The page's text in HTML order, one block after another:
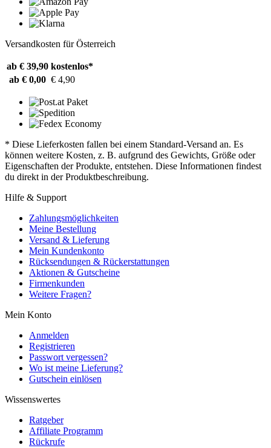
Versandkosten für Österreich
ab € 39,90 kostenlos*
ab € 0,00 € 4,90
* Diese Lieferkosten fallen bei einem Standard-Versand an. Es
können weitere Kosten, z. B. aufgrund des Gewichts, Größe oder
Eigenschaften der Produkte, entstehen. Diese Informationen findest
du direkt in der Produktbeschreibung.
Hilfe & Support
Zahlungsmöglichkeiten
Meine Bestellung
Versand & Lieferung
Mein Kundenkonto
Rücksendungen & Rückerstattungen
Aktionen & Gutscheine
Firmenkunden
Weitere Fragen?
Mein Konto
Anmelden
Registrieren
Passwort vergessen?
Wo ist meine Lieferung?
Gutschein einlösen
Wissenswertes
Ratgeber
Affiliate Programm
Rückrufe